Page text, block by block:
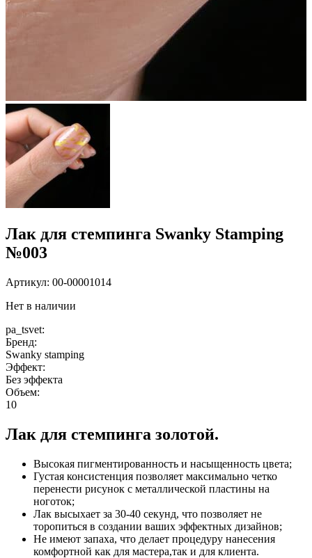
Лак для стемпинга Swanky Stamping
№003
Артикул: 00-00001014
Нет в наличии
pa_tsvet:
Бренд:
Swanky stamping
Эффект:
Без эффекта
Объем:
10
Лак для стемпинга золотой.
Высокая пигментированность и насыщенность цвета;
Густая консистенция позволяет максимально четко
перенести рисунок с металлической пластины на
ноготок;
Лак высыхает за 30-40 секунд, что позволяет не
торопиться в создании ваших эффектных дизайнов;
Не имеют запаха, что делает процедуру нанесения
комфортной как для мастера,так и для клиента.